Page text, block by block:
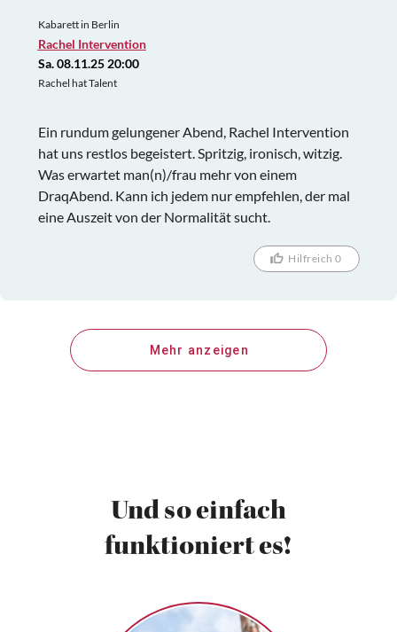
Kabarett in Berlin
Rachel Intervention
Sa. 08.11.25 20:00
Rachel hat Talent
Ein rundum gelungener Abend, Rachel Intervention
hat uns restlos begeistert. Spritzig, ironisch, witzig.
Was erwartet man(n)/frau mehr von einem
DraqAbend. Kann ich jedem nur empfehlen, der mal
eine Auszeit von der Normalität sucht.
Hilfreich 0
Mehr anzeigen
Und so einfach
funktioniert es!